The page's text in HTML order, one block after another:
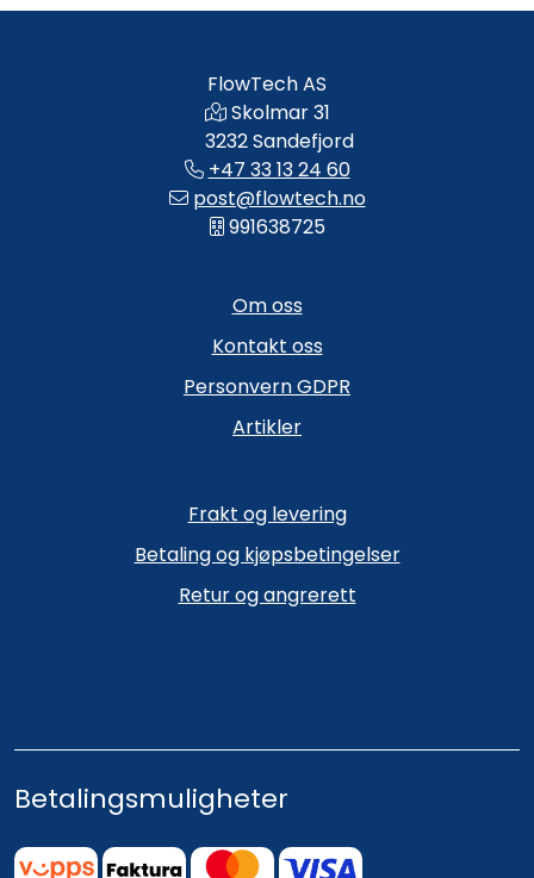
Betalingsmuligheter
FlowTech AS
Skolmar 31
3232 Sandefjord
+47 33 13 24 60
post@flowtech.no
991638725
Om oss
Kontakt oss
Personvern GDPR
Artikler
Frakt og levering
Betaling og kjøpsbetingelser
Retur og angrerett